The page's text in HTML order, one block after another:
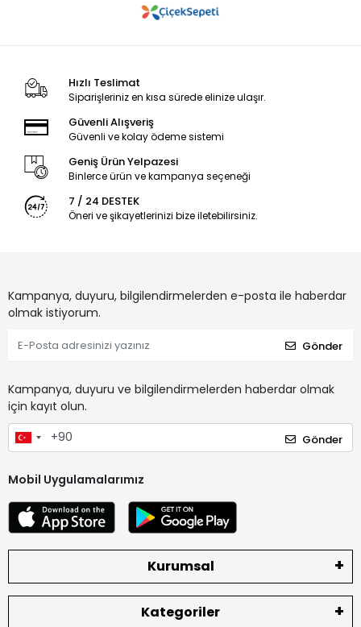
Hızlı Teslimat
Siparişleriniz en kısa sürede elinize ulaşır.
Güvenli Alışveriş
Güvenli ve kolay ödeme sistemi
Geniş Ürün Yelpazesi
Binlerce ürün ve kampanya seçeneği
7 / 24 DESTEK
Öneri ve şikayetlerinizi bize iletebilirsiniz.
Kampanya, duyuru, bilgilendirmelerden e-posta ile haberdar
olmak istiyorum.
Gönder
Kampanya, duyuru ve bilgilendirmelerden haberdar olmak
için kayıt olun.
Gönder
Mobil Uygulamalarımız
Kurumsal
Kategoriler